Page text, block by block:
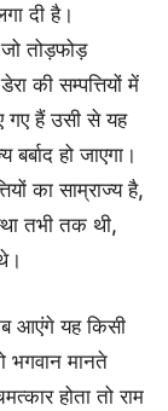
दी है।
तोड़फोड़
की सम्पत्तियों में
गए हैं उसी से यह
हो जाएगा।
का साम्राज्य है,
तभी तक थी,
आएंगे यह किसी
भगवान मानते
होता तो राम